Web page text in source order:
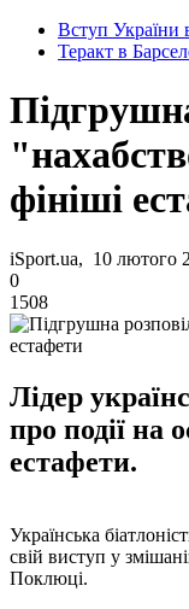
Вступ України
Теракт в
фініші
iSport.ua, 10 лютого
0
1508
Лідер
про події на
естафети.
Українська
свій виступ у
Поклюці.